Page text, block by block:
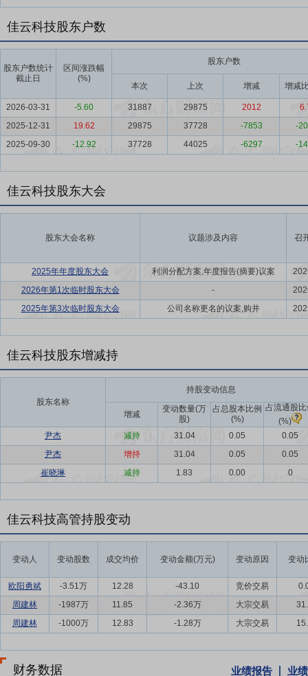
佳云科技股东户数
股东户数统计
截止日
区间涨跌幅
(%)
股东户数
本次 上次 增减 增减
2026-03-31 -5.60 31887 29875 2012
2025-12-31
19.62 29875 37728 -7853
-
2025-09-30
-12.92 37728 44025 -6297 -
佳云科技股东大会
股东大会名称 议题涉及内容 召
2025年年度股东大会 利润分配方案,年度报告(摘要)议案
2026年第1次临时股东大会
-
2025年第3次临时股东大会
公司名称更名的议案,购并
佳云科技股东增减持
股东名称
持股变动信息
增减
变动数量(万
股)
占总股本比例
(%)
占流通股
(%)
尹杰
减持 31.04 0.05
0.05
尹杰
增持 31.04 0.05
0.05
崔晓琳
减持 1.83 0.00 0
佳云科技高管持股变动
变动人 变动股数 成交均价 变动金额(万元) 变动原因 变动
欧阳勇斌 -3.51万 12.28 -43.10 竞价交易
周建林
-1987万 11.85 -2.36万 大宗交易
周建林
-1000万 12.83 -1.28万 大宗交易
财务数据 业绩报告 业